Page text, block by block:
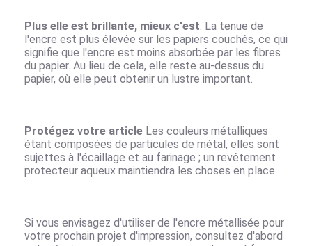
Plus elle est brillante, mieux c'est . La tenue de
l'encre est plus élevée sur les papiers couchés, ce qui
signifie que l'encre est moins absorbée par les fibres
du papier. Au lieu de cela, elle reste au-dessus du
papier, où elle peut obtenir un lustre important.
Protégez votre article Les couleurs métalliques
étant composées de particules de métal, elles sont
sujettes à l'écaillage et au farinage ; un revêtement
protecteur aqueux maintiendra les choses en place.
Si vous envisagez d'utiliser de l'encre métallisée pour
votre prochain projet d'impression, consultez d'abord